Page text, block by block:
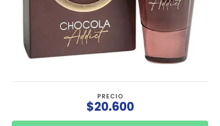
PRECIO
$20.600